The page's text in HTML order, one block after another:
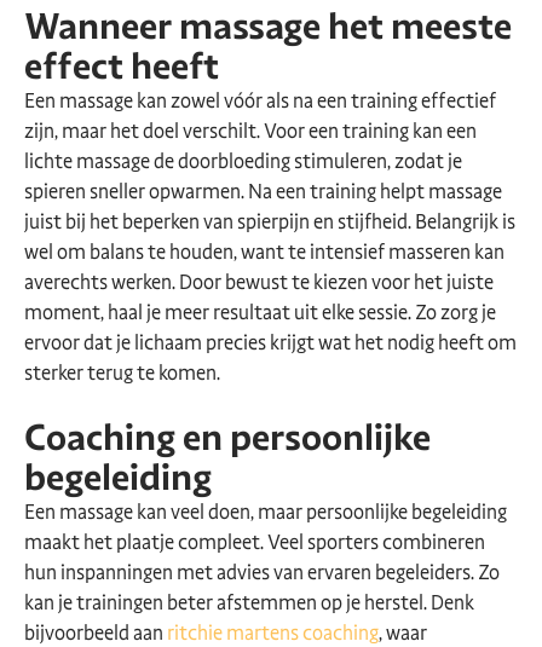
Wanneer massage het meeste
effect heeft
Een massage kan zowel vóór als na een training effectief
zijn, maar het doel verschilt. Voor een training kan een
lichte massage de doorbloeding stimuleren, zodat je
spieren sneller opwarmen. Na een training helpt massage
juist bij het beperken van spierpijn en stijfheid. Belangrijk is
wel om balans te houden, want te intensief masseren kan
averechts werken. Door bewust te kiezen voor het juiste
moment, haal je meer resultaat uit elke sessie. Zo zorg je
ervoor dat je lichaam precies krijgt wat het nodig heeft om
sterker terug te komen.
Coaching en persoonlijke
begeleiding
Een massage kan veel doen, maar persoonlijke begeleiding
maakt het plaatje compleet. Veel sporters combineren
hun inspanningen met advies van ervaren begeleiders. Zo
kan je trainingen beter afstemmen op je herstel. Denk
bijvoorbeeld aan ritchie martens coaching, waar